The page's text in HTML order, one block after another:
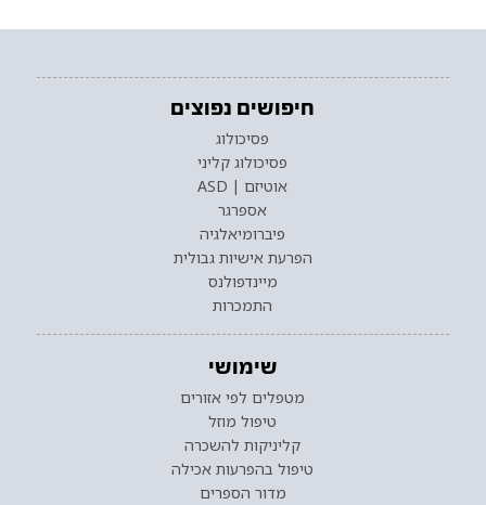
חיפושים נפוצים
פסיכולוג
פסיכולוג קליני
אוטיזם | ASD
אספרגר
פיברומיאלגיה
הפרעת אישיות גבולית
מיינדפולנס
התמכרות
שימושי
מטפלים לפי אזורים
טיפול מוזל
קליניקות להשכרה
טיפול בהפרעות אכילה
מדור הספרים